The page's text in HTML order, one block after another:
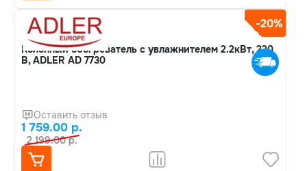
-20%
Колонный обогреватель с увлажнителем 2.2кВт, 220
В, ADLER AD 7730
Оставить отзыв
1 759.00 р.
2 199.00 р.